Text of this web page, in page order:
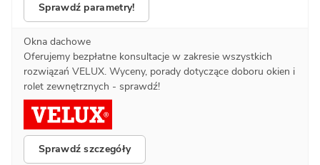
Sprawdź parametry!
Okna dachowe
Oferujemy bezpłatne konsultacje w zakresie wszystkich
rozwiązań VELUX. Wyceny, porady dotyczące doboru okien i
rolet zewnętrznych - sprawdź!
Sprawdź szczegóły